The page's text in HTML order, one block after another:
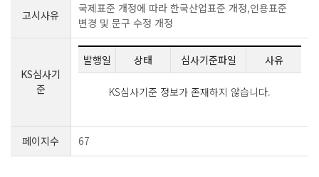
고시사유
국제표준 개정에 따라 한국산업표준 개정,인용표준
변경 및 문구 수정 개정
KS심사기
준
발행일 상태 심사기준파일 사유
KS심사기준 정보가 존재하지 않습니다.
페이지수 67